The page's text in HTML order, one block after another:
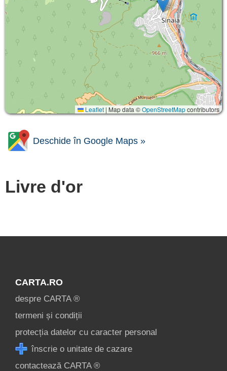
Leaflet | Map data ©OpenStreetMapcontributors
Deschide în Google Maps »
Livre d'or
CARTA.RO
despre CARTA ®
termeni și condiții
protecția datelor cu caracter personal
înscrie o unitate de cazare
contactează CARTA ®